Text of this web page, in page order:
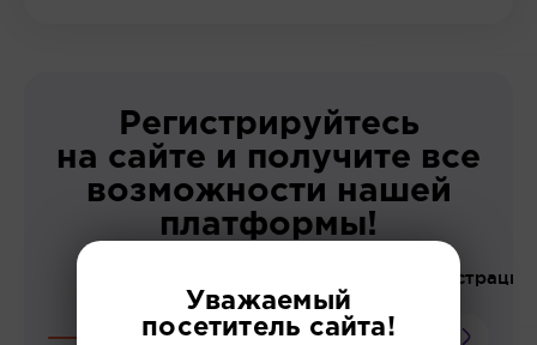
Регистрируйтесь
на сайте и получите все
возможности нашей
платформы!
До регистрации
Уважаемый
посетитель сайта!